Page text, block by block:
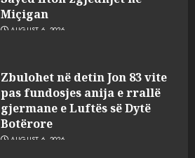
Miçigan
AUGUST 6, 2026
Zbulohet në detin Jon 83 vite
pas fundosjes anija e rrallë
gjermane e Luftës së Dytë
Botërore
AUGUST 6, 2026